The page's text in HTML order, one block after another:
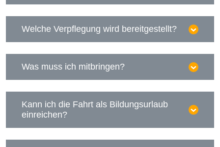
Welche Verpflegung wird bereitgestellt?
Was muss ich mitbringen?
Kann ich die Fahrt als Bildungsurlaub
einreichen?